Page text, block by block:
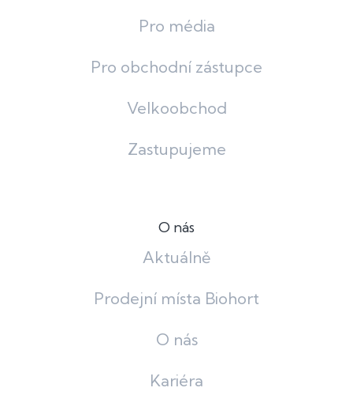
Pro média
Pro obchodní zástupce
Velkoobchod
Zastupujeme
O nás
Aktuálně
Prodejní místa Biohort
O nás
Kariéra